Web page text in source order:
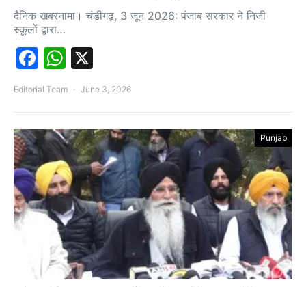
दैनिक खबरनामा। चंडीगढ़, 3 जून 2026: पंजाब सरकार ने निजी
स्कूलों द्वारा…
Facebook
WhatsApp
Editorial Team June 3, 2026
Punjab